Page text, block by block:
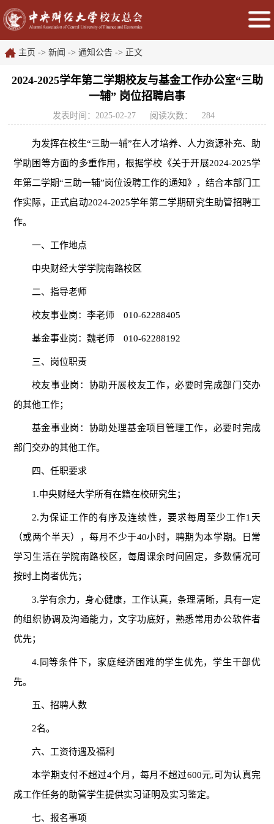
主页 -> 新闻 -> 通知公告 -> 正文
2024-2025学年第二学期校友与基金工作办公室“三助
一辅” 岗位招聘启事
发表时间：2025-02-27 阅读次数： 284
为发挥在校生“三助一辅”在人才培养、人力资源补充、助
学助困等方面的多重作用，根据学校《关于开展2024-2025学
年第二学期“三助一辅”岗位设聘工作的通知》，结合本部门工
作实际，正式启动2024-2025学年第二学期研究生助管招聘工
作。
一、工作地点
中央财经大学学院南路校区
二、指导老师
校友事业岗：李老师 010-62288405
基金事业岗：魏老师 010-62288192
三、岗位职责
校友事业岗：协助开展校友工作，必要时完成部门交办
的其他工作；
基金事业岗：协助处理基金项目管理工作，必要时完成
部门交办的其他工作。
四、任职要求
1.中央财经大学所有在籍在校研究生；
2.为保证工作的有序及连续性，要求每周至少工作1天
（或两个半天），每月不少于40小时，聘期为本学期。日常
学习生活在学院南路校区，每周课余时间固定，多数情况可
按时上岗者优先；
3.学有余力，身心健康，工作认真，条理清晰，具有一定
的组织协调及沟通能力，文字功底好，熟悉常用办公软件者
优先；
4.同等条件下，家庭经济困难的学生优先，学生干部优
先。
五、招聘人数
2名。
六、工资待遇及福利
本学期支付不超过4个月，每月不超过600元,可为认真完
成工作任务的助管学生提供实习证明及实习鉴定。
七、报名事项